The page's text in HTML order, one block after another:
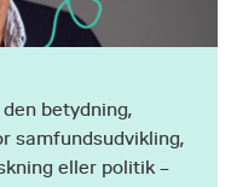
betydning,
samfundsudvikling,
eller politik –